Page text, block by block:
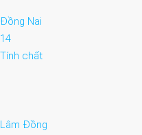
Đồng Nai
14
Tính chất
Lâm Đồng